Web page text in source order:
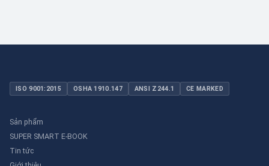
ISO 9001:2015 OSHA 1910.147 ANSI Z244.1 CE MARKED
Sản phẩm
SUPER SMART E-BOOK
Tin tức